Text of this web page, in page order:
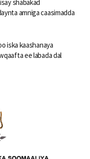
shabakad
amniga caasimadda
iska kaashanaya
ee labada dal